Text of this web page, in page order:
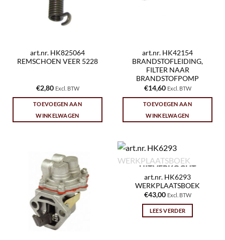
art.nr. HK825064
REMSCHOEN VEER 5228
€2,80 Excl. BTW
TOEVOEGEN AAN
WINKELWAGEN
art.nr. HK42154
BRANDSTOFLEIDING,
FILTER NAAR
BRANDSTOFPOMP
€14,60 Excl. BTW
TOEVOEGEN AAN
WINKELWAGEN
UITVERKOCHT
art.nr. HK6293
WERKPLAATSBOEK
€43,00 Excl. BTW
LEES VERDER